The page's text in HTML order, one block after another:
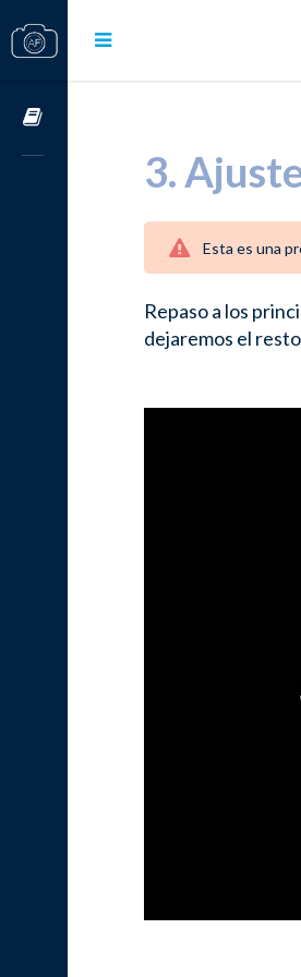
3.
Esta es una
Repaso a los
dejaremos el